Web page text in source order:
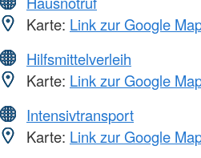
Karte: Link zur Google
Hilfsmittelverleih
Karte: Link zur Google
Intensivtransport
Karte: Link zur Google